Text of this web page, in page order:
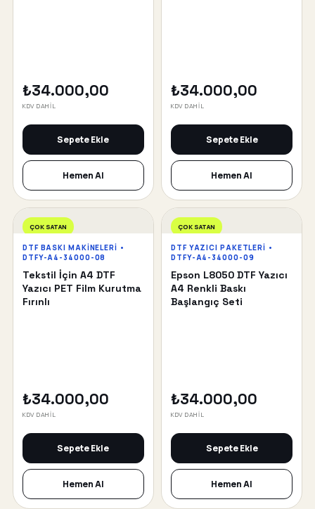
₺34.000,00
KDV DAHİL
Sepete Ekle
Hemen Al
₺34.000,00
KDV DAHİL
Sepete Ekle
Hemen Al
ÇOK SATAN
DTF BASKI MAKINELERI •
DTFY-A4-34000-08
Tekstil İçin A4 DTF
Yazıcı PET Film Kurutma
Fırınlı
₺34.000,00
KDV DAHİL
Sepete Ekle
Hemen Al
ÇOK SATAN
DTF YAZICI PAKETLERI •
DTFY-A4-34000-09
Epson L8050 DTF Yazıcı
A4 Renkli Baskı
Başlangıç Seti
₺34.000,00
KDV DAHİL
Sepete Ekle
Hemen Al